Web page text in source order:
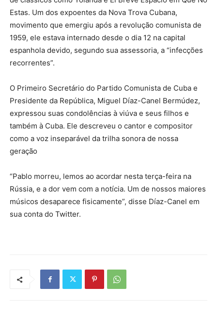
Estas. Um dos expoentes da Nova Trova Cubana,
movimento que emergiu após a revolução comunista de
1959, ele estava internado desde o dia 12 na capital
espanhola devido, segundo sua assessoria, a “infecções
recorrentes”.
O Primeiro Secretário do Partido Comunista de Cuba e
Presidente da República, Miguel Díaz-Canel Bermúdez,
expressou suas condolências à viúva e seus filhos e
também à Cuba. Ele descreveu o cantor e compositor
como a voz inseparável da trilha sonora de nossa
geração
“Pablo morreu, lemos ao acordar nesta terça-feira na
Rússia, e a dor vem com a notícia. Um de nossos maiores
músicos desaparece fisicamente”, disse Díaz-Canel em
sua conta do Twitter.